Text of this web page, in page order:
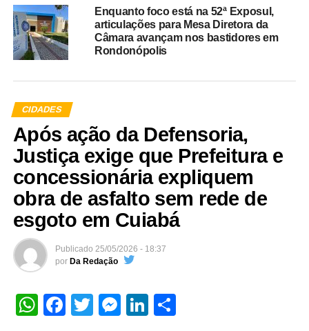
Enquanto foco está na 52ª Exposul,
articulações para Mesa Diretora da
Câmara avançam nos bastidores em
Rondonópolis
CIDADES
Após ação da Defensoria,
Justiça exige que Prefeitura e
concessionária expliquem
obra de asfalto sem rede de
esgoto em Cuiabá
Publicado 25/05/2026 - 18:37
por Da Redação
WhatsApp
Facebook
TwitterMessenger
LinkedIn